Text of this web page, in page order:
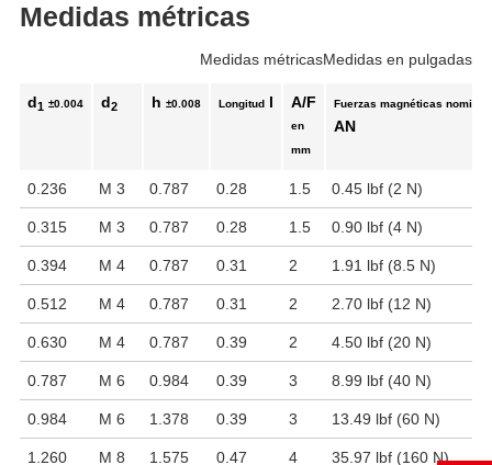
Medidas métricas
Medidas métricasMedidas en pulgadas
d1 ±0.004 d2 h ±0.008 Longitud l A/F
en
mm
Fuerzas magnéticas
AN
0.236 M 3 0.787 0.28 1.5 0.45 lbf (2 N)
0.315 M 3 0.787 0.28 1.5 0.90 lbf (4 N)
0.394 M 4 0.787 0.31 2 1.91 lbf (8.5 N)
0.512 M 4 0.787 0.31 2 2.70 lbf (12 N)
0.630 M 4 0.787 0.39 2 4.50 lbf (20 N)
0.787 M 6 0.984 0.39 3 8.99 lbf (40 N)
0.984 M 6 1.378 0.39 3 13.49 lbf (60 N)
1.260 M 8 1.575 0.47 4 35.97 lbf (160 N)